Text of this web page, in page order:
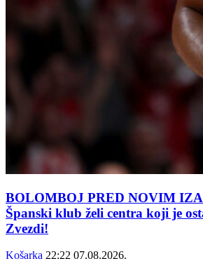
BOLOMBOJ PRED NOVIM
Španski klub želi centra koji je
Zvezdi!
Košarka 22:22 07.08.2026.